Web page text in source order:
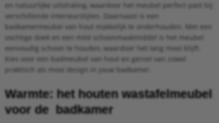
en natuurlijke uitstraling, waardoor het meubel perfect past bij
verschillende interieurstijlen. Daarnaast is een
badkamermeubel van hout makkelijk te onderhouden. Met een
vochtige doek en een mild schoonmaakmiddel is het meubel
eenvoudig schoon te houden, waardoor het lang mooi blijft.
Kies voor een badmeubel van hout en geniet van zowel
praktisch als mooi design in jouw badkamer.
Warmte: het houten wastafelmeubel
voor de badkamer